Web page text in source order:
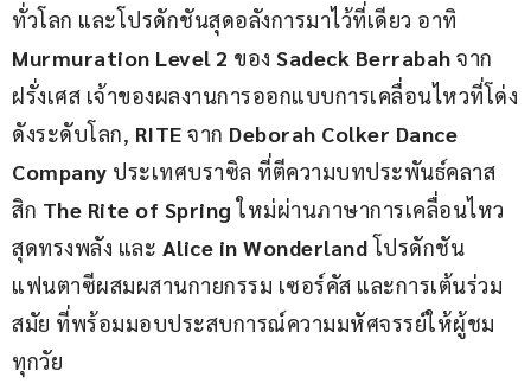
ทั่วโลก และโปรดักชันสุดอลังการมาไว้ที่เดียว อาทิ
Murmuration Level 2 ของ Sadeck Berrabah จาก
ฝรั่งเศส เจ้าของผลงานการออกแบบการเคลื่อนไหวที่โด่ง
ดังระดับโลก, RITE จาก Deborah Colker Dance
Company ประเทศบราซิล ที่ตีความบทประพันธ์คลาส
สิก The Rite of Spring ใหม่ผ่านภาษาการเคลื่อนไหว
สุดทรงพลัง และ Alice in Wonderland โปรดักชัน
แฟนตาซีผสมผสานกายกรรม เซอร์คัส และการเต้นร่วม
สมัย ที่พร้อมมอบประสบการณ์ความมหัศจรรย์ให้ผู้ชม
ทุกวัย